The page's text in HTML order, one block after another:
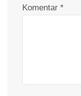
Komentar *